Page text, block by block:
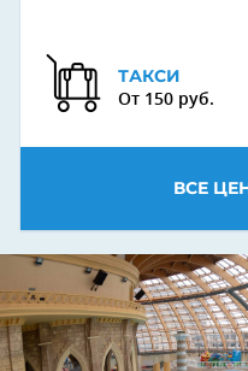
ТАКСИ
От 150 руб.
ВСЕ